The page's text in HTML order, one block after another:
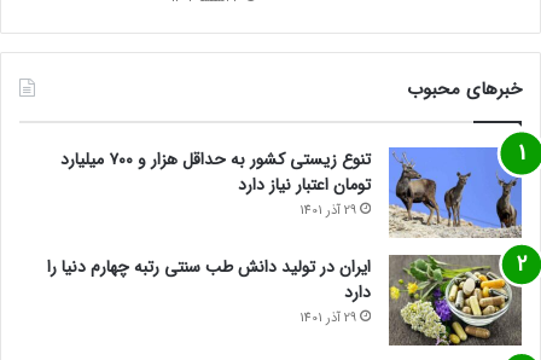
خبرهای محبوب
تنوع زیستی کشور به حداقل هزار و ۷۰۰ میلیارد
تومان اعتبار نیاز دارد
29 آذر 1401
ایران در تولید دانش طب سنتی رتبه چهارم دنیا را
دارد
29 آذر 1401